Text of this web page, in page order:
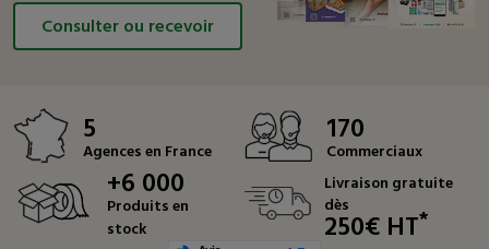
Consulter ou recevoir
5
Agences en France
170
Commerciaux
+6 000
Produits en
stock
Livraison gratuite
dès
250€ HT*